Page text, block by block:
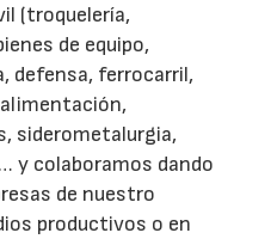
(troquelería,
de equipo,
defensa, ferrocarril,
siderometalurgia,
y colaboramos dando
de nuestro
productivos o en